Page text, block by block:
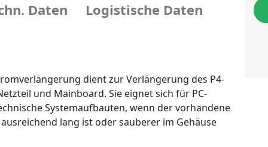
Daten
Logistische Daten
dient zur Verlängerung des P4-
und Mainboard. Sie eignet sich für PC-
Systemaufbauten, wenn der vorhandene
lang ist oder sauberer im Gehäuse